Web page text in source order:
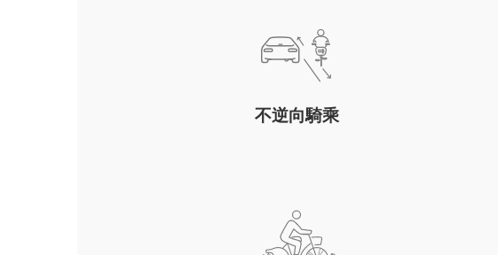
不逆向騎乘